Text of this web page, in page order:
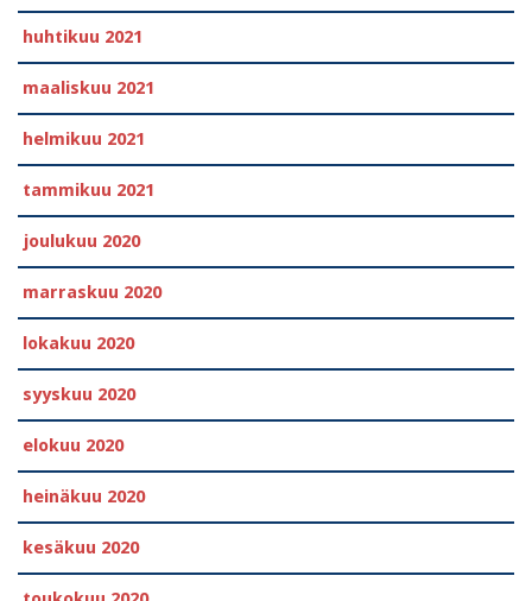
huhtikuu 2021
maaliskuu 2021
helmikuu 2021
tammikuu 2021
joulukuu 2020
marraskuu 2020
lokakuu 2020
syyskuu 2020
elokuu 2020
heinäkuu 2020
kesäkuu 2020